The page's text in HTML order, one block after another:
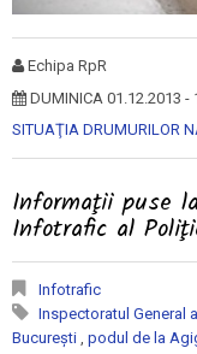
Echipa RpR
DUMINICA 01.12.2013 -
SITUAŢIA DRUMURILOR
Informaţii puse
Infotrafic al
Infotrafic
Inspectoratul General
Bucureşti , podul de la